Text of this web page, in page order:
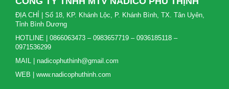
ĐỊA CHỈ | Số 18, KP. Khánh Lộc, P. Khánh Bình, TX. Tân Uyên,
Tỉnh Bình Dương
HOTLINE | 0866063473 – 0983657719 – 0936185118 –
0971536299
MAIL | nadicophuthinh@gmail.com
WEB | www.nadicophuthinh.com